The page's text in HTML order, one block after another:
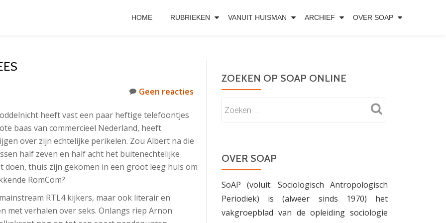
HOME RUBRIEKEN VANUIT HUISMAN ARCHIEF OVER SOAP
Geen reacties
heeft vast een paar heftige telefoontjes
baas van commercieel Nederland, heeft
over zijn echtelijke perikelen. Zou Albert na die
half zeven en half acht het buitenechtelijke
doen, thuis zijn gekomen in een groot leeg huis om
RomCom?
RTL4 kijkers, maar ook literair en
met verhalen over seks. Onlangs riep Arnon
ZOEKEN OP SOAP ONLINE
OVER SOAP
SoAP (voluit: Sociologisch Antropologisch
Periodiek) is (alweer sinds 1970) het
vakgroepblad van de opleiding sociologie